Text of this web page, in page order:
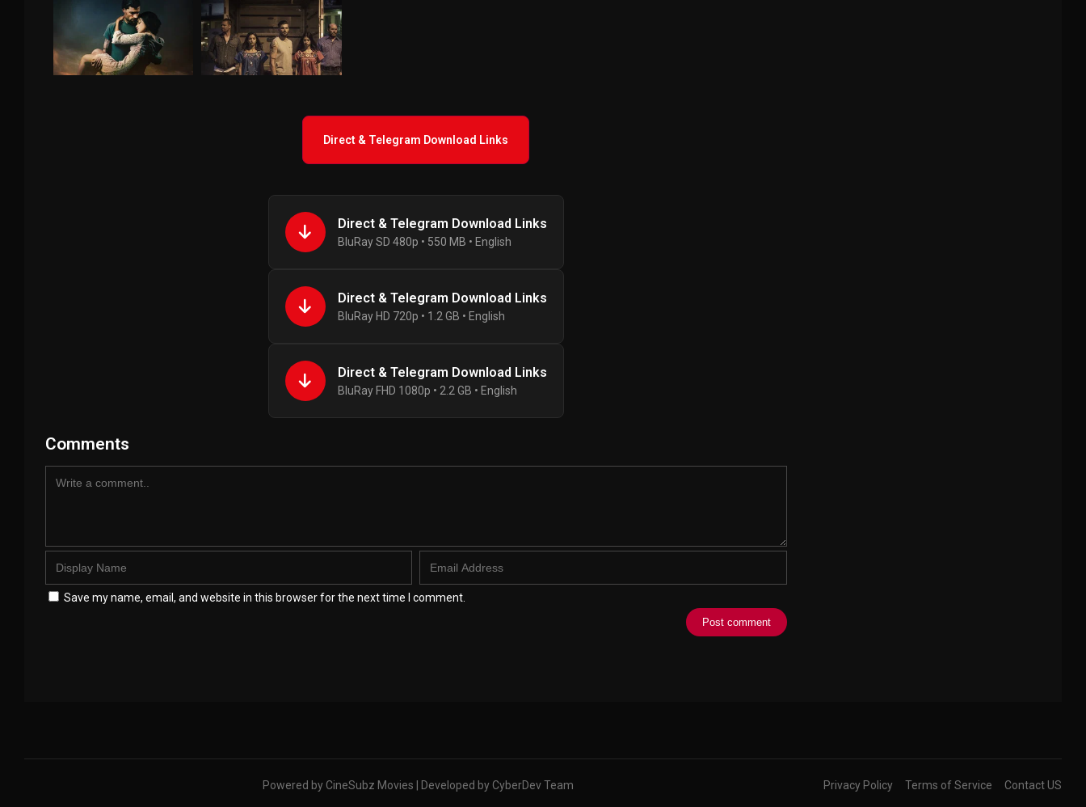
Direct & Telegram Download Links
Direct & Telegram Download Links
BluRay SD 480p • 550 MB • English
Direct & Telegram Download Links
BluRay HD 720p • 1.2 GB • English
Direct & Telegram Download Links
BluRay FHD 1080p • 2.2 GB • English
Comments
Save my name, email, and website in this browser for the next time I comment.
Privacy Policy Terms of Service Contact US
Powered by CineSubz Movies | Developed by CyberDev Team